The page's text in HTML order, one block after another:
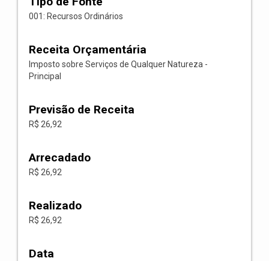
001: Recursos Ordinários
Receita Orçamentária
Imposto sobre Serviços de Qualquer Natureza -
Principal
Previsão de Receita
R$ 26,92
Arrecadado
R$ 26,92
Realizado
R$ 26,92
Data